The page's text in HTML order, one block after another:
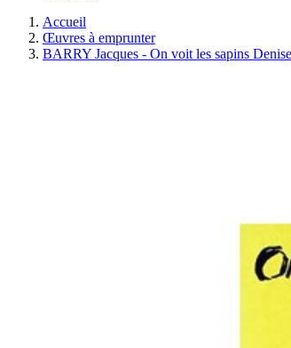
Accueil
Œuvres à emprunter
BARRY Jacques - On voit les sapins Denise